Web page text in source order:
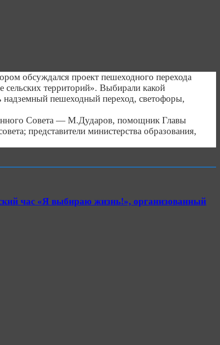
обсуждался проект пешеходного перехода
территорий». Выбирали какой
надземный пешеходный переход, светофоры,
Совета — М.Дударов, помощник Главы
представители министерства образования,
час «Я выбираю жизнь!», организованный